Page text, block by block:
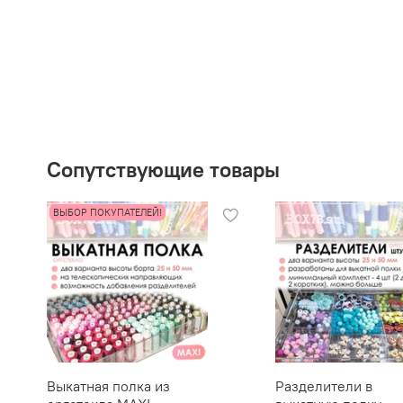
Сопутствующие товары
ВЫБОР ПОКУПАТЕЛЕЙ!
Выкатная полка из
Разделители в